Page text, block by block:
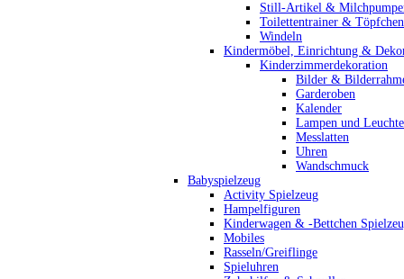
Still-Artikel &
Toilettentrainer & Töpfchen
Windeln
Kindermöbel, Einrichtung &
Kinderzimmerdekoration
Bilder &
Garderoben
Kalender
Lampen und
Messlatten
Uhren
Wandschmuck
Babyspielzeug
Activity Spielzeug
Hampelfiguren
Kinderwagen & -Bettchen
Mobiles
Rasseln/Greiflinge
Spieluhren